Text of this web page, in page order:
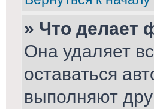
» Что делает
Она удаляет
оставаться
выполняют